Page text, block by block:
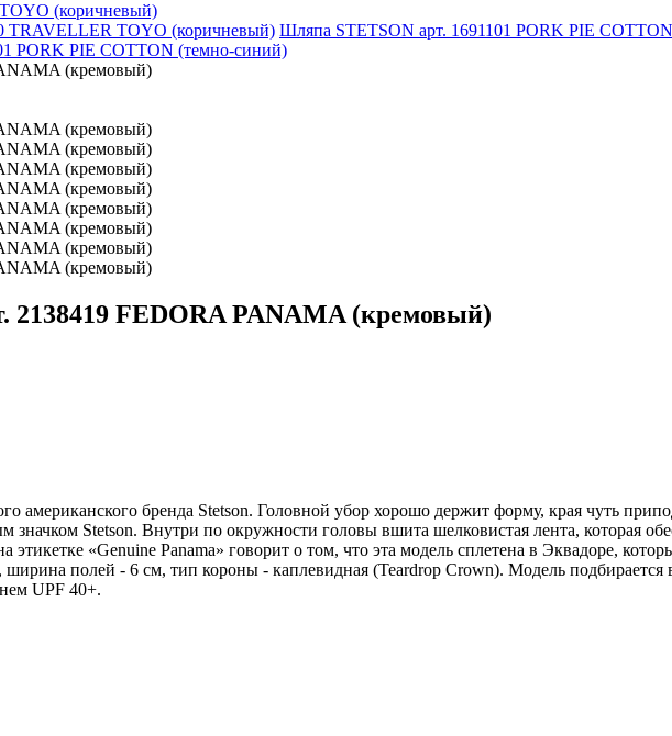
(коричневый)
Шляпа STETSON арт. 1691101 PORK PIE
2138419 FEDORA PANAMA (кремовый)
американского бренда Stetson. Головной убор хорошо держит форму, края чуть
значком Stetson. Внутри по окружности головы вшита шелковистая лента, которая
этикетке «Genuine Panama» говорит о том, что эта модель сплетена в Эквадоре,
полей - 6 см, тип короны - каплевидная (Teardrop Crown). Модель подбирается
UPF 40+.